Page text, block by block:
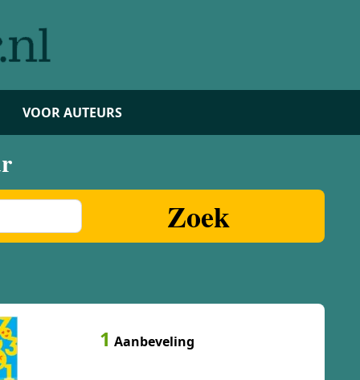
VOOR AUTEURS
Zoek
1 Aanbeveling